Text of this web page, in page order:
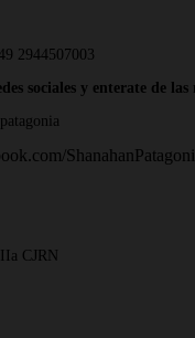
2944507003
sociales y enterate de las
CJRN